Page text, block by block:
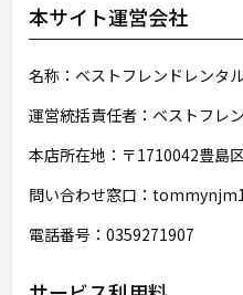
本サイト運営会社
名称：ベストフレンドレンタ
運営統括責任者：ベストフレ
本店所在地：〒1710042豊島
問い合わせ窓口：
電話番号：0359271907